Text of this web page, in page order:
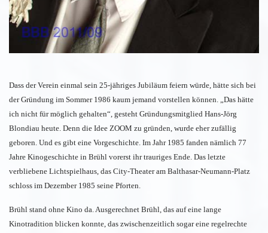
Dass der Verein einmal sein 25-jähriges Jubiläum feiern würde, hätte sich bei
der Gründung im Sommer 1986 kaum jemand vorstellen können. „Das hätte
ich nicht für möglich gehalten“, gesteht Gründungsmitglied Hans-Jörg
Blondiau heute. Denn die Idee ZOOM zu gründen, wurde eher zufällig
geboren. Und es gibt eine Vorgeschichte. Im Jahr 1985 fanden nämlich 77
Jahre Kinogeschichte in Brühl vorerst ihr trauriges Ende. Das letzte
verbliebene Lichtspielhaus, das City-Theater am Balthasar-Neumann-Platz
schloss im Dezember 1985 seine Pforten.
Brühl stand ohne Kino da. Ausgerechnet Brühl, das auf eine lange
Kinotradition blicken konnte, das zwischenzeitlich sogar eine regelrechte